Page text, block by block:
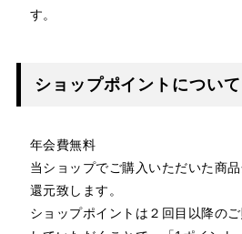
す。
ショップポイントについて
年会費無料
当ショップでご購入いただいた商
還元致します。
ショップポイントは２回目以降の